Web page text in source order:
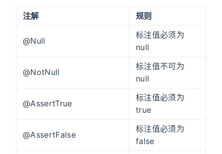
注解 规则
@Null
标注值必须为
null
@NotNull
标注值不可为
null
@AssertTrue
标注值必须为
true
@AssertFalse
标注值必须为
false